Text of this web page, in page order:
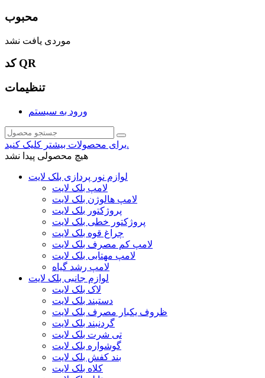
محبوب
موردی یافت نشد
کد QR
تنظیمات
ورود به سیستم
برای محصولات بیشتر کلیک کنید.
هیچ محصولی پیدا نشد
لوازم نور پردازی بلک لایت
لامپ بلک لایت
لامپ هالوژن بلک لایت
پروژکتور بلک لایت
پروژکتور خطی بلک لایت
چراغ قوه بلک لایت
لامپ کم مصرف بلک لایت
لامپ مهتابی بلک لایت
لامپ رشد گیاه
لوازم جانبی بلک لایت
لاک بلک لایت
دستبند بلک لایت
ظروف یکبار مصرف بلک لایت
گردنبند بلک لایت
تی شرت بلک لایت
گوشواره بلک لایت
بند کفش بلک لایت
کلاه بلک لایت